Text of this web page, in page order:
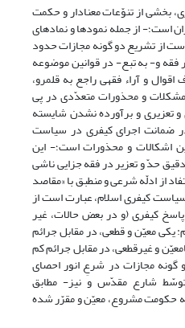
بخشی از تنوّعات معنادار و حکمت
است؛- از جمله نمودها و نمادهای
از تشریع دو گونه مجازات حدود
فقه و- به تبع- در قوانین موضوعه
و آراء فقهی راجع به قلمرو،
مشکلات و محذورات متعدّدی در پی
تعزیری و برآورده نشدن شایسته
ضمانت اجرای کیفری در سیاست
اشکالات و محذورات است؛- این
حدّ و تعزیر در فقه جزایی ناشی
از ادلّه شرعی و منطبق با «مقاصد
کیفری اسلام، عبارت است از
کیفری (و در بعض حالات، غیر
معیّن و قطعی، در مقابل جرائم
و غیرقطعی، در مقابل جرائم کم
مجازات در شرعِ انور احصای
شارع مقدّس و نیز- مطابق
حکومت مشروع، معیّن و مقرّر شده